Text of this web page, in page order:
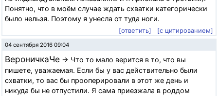
Понятно, что в моём случае ждать схватки категорически
было нельзя. Поэтому я унесла от туда ноги.
[ответить] [с цитированием]
04 сентября 2016 09:04
ВероничкаЧе → Что то мало верится в то, что вы
пишете, уважаемая. Если бы у вас действительно были
схватки, то вас бы прооперировали в этот же день и
никуда бы не отпустили. Я сама приезжала в роддом